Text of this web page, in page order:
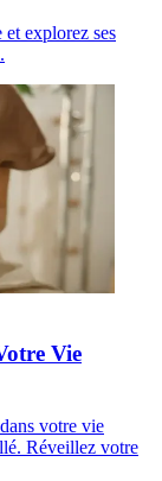
explorez ses
Vie
votre vie
Réveillez votre